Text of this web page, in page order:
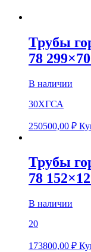
Трубы
78
В наличии
30ХГСА
250500,00 ₽
Трубы
78
В наличии
20
173800,00 ₽